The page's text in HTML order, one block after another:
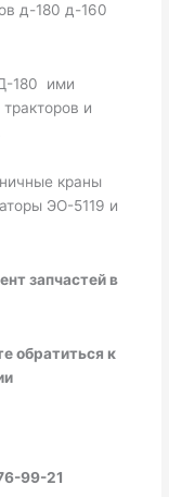
д-180 д-160
180 ими
и
краны
ЭО-5119 и
запчастей в
обратиться к
99-21